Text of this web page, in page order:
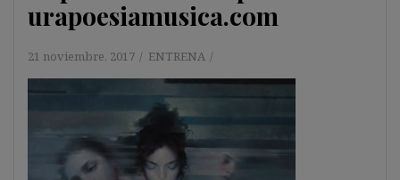
urapoesiamusica.com
21 noviembre, 2017 ENTRENA